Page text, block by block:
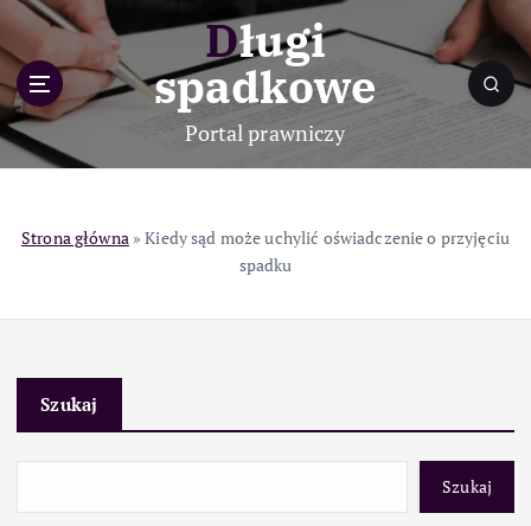
p
o
c
Długi
spadkowe
Portal prawniczy
Strona główna»Kiedy sąd może uchylić oświadczenie o przyjęciu
spadku
Szukaj
Szukaj